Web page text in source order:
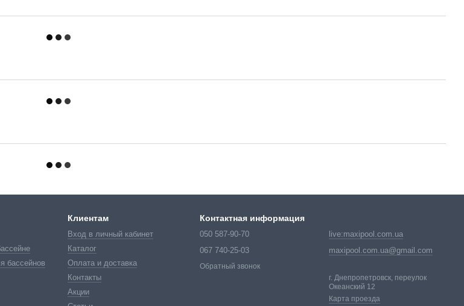
бассейнов
Клиентам
Вход в личный кабинет
Каталог
Оплата и доставка
Контакты
Акции
Контактная информация
050 587-90-70
067 740-25-03
Обратный звонок
live:maxipool.com.ua
maxipool.com.ua@gmail.com
г. Днепропетровск, переулок
Океанский 12
Карта проезда